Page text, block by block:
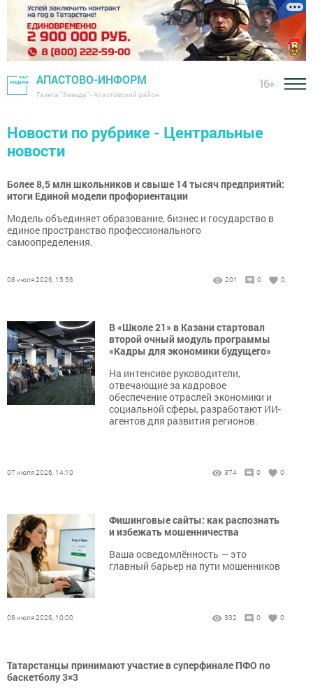
АПАСТОВО-ИНФОРМ
Газета "Звезда" - Апастовский район
16+
Новости по рубрике - Центральные
новости
Более 8,5 млн школьников и свыше 14 тысяч предприятий:
итоги Единой модели профориентации
Модель объединяет образование, бизнес и государство в
единое пространство профессионального
самоопределения.
08 июля 2026, 15:56 201 0 0
В «Школе 21» в Казани стартовал
второй очный модуль программы
«Кадры для экономики будущего»
На интенсиве руководители,
отвечающие за кадровое
обеспечение отраслей экономики и
социальной сферы, разработают ИИ-
агентов для развития регионов.
07 июля 2026, 14:10 374 0 0
Фишинговые сайты: как распознать
и избежать мошенничества
Ваша осведомлённость — это
главный барьер на пути мошенников
06 июля 2026, 10:00 332 0 0
Татарстанцы принимают участие в суперфинале ПФО по
баскетболу 3×3